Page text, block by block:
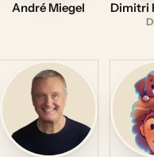
André Miegel Dimitri